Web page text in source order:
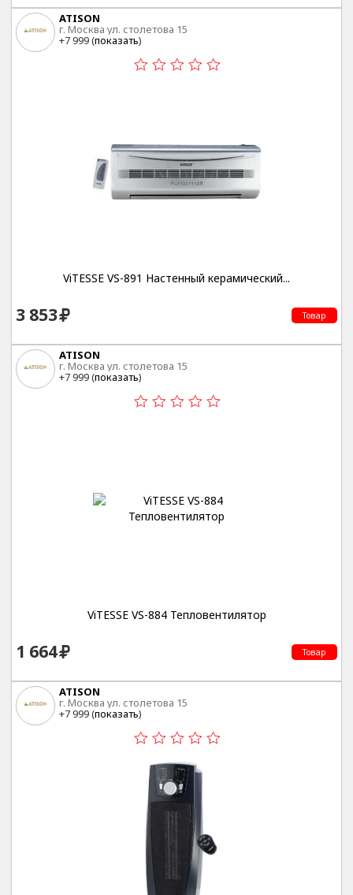
ATISON
г. Москва ул. столетова 15
+7 999 (показать)
ViTESSE VS-891 Настенный керамический...
3 853 Товар
ATISON
г. Москва ул. столетова 15
+7 999 (показать)
ViTESSE VS-884 Тепловентилятор
1 664 Товар
ATISON
г. Москва ул. столетова 15
+7 999 (показать)